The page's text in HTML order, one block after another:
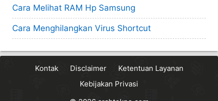
Cara Melihat RAM Hp Samsung
Cara Menghilangkan Virus Shortcut
Kontak Disclaimer
Ketentuan Layanan
Kebijakan Privasi